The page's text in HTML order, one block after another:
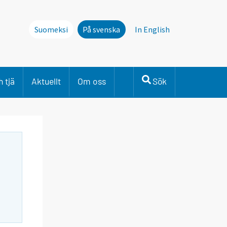
Suomeksi På svenska In English
tjä Aktuellt Om oss Sök